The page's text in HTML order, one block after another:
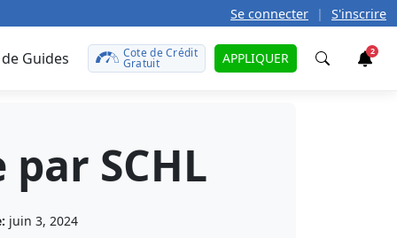
Se connecter | S'inscrire
prêt
Guides Cote de Crédit
Gratuit APPLIQUER 2
SCHL
juin 3, 2024